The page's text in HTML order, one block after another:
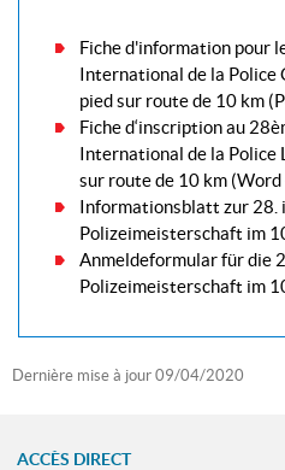
Fiche d'information pour
International de la Police
pied sur route de 10 km
Fiche d‘inscription au
International de la Police
sur route de 10 km (Word
Informationsblatt zur 28.
Polizeimeisterschaft im
Anmeldeformular für die
Polizeimeisterschaft im
Dernière mise à jour 09/04/2020
ACCÈS DIRECT